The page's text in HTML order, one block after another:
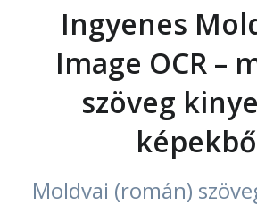
Ingyenes
Image OCR –
szöveg
Moldvai (román)